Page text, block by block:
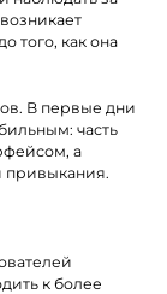
того, как она
В первые дни
часть
а
привыкания.
к более